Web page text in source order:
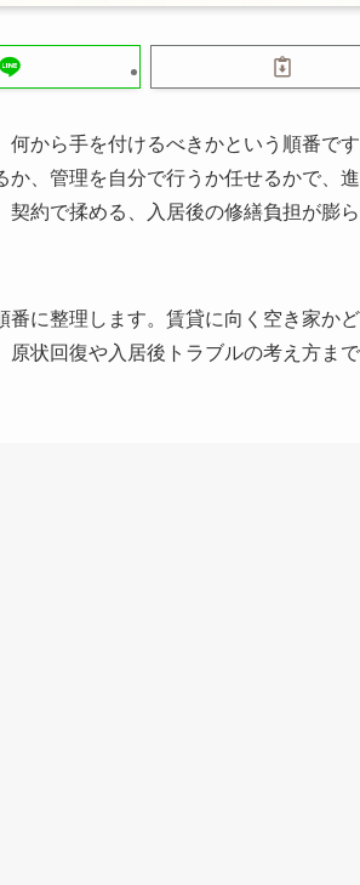
から手を付けるべきかという順番で
、管理を自分で行うか任せるかで、
約で揉める、入居後の修繕負担が膨
に整理します。賃貸に向く空き家か
状回復や入居後トラブルの考え方ま